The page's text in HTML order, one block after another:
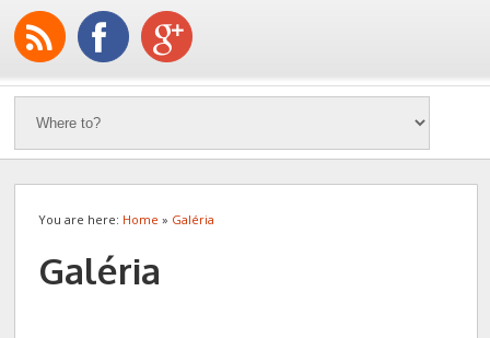
You are here: Home » Galéria
Galéria